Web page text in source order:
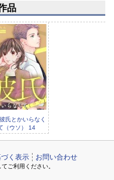
品
氏とかいらなく
（ウソ） 14
く表示 お問い合わせ
ご利用ください。